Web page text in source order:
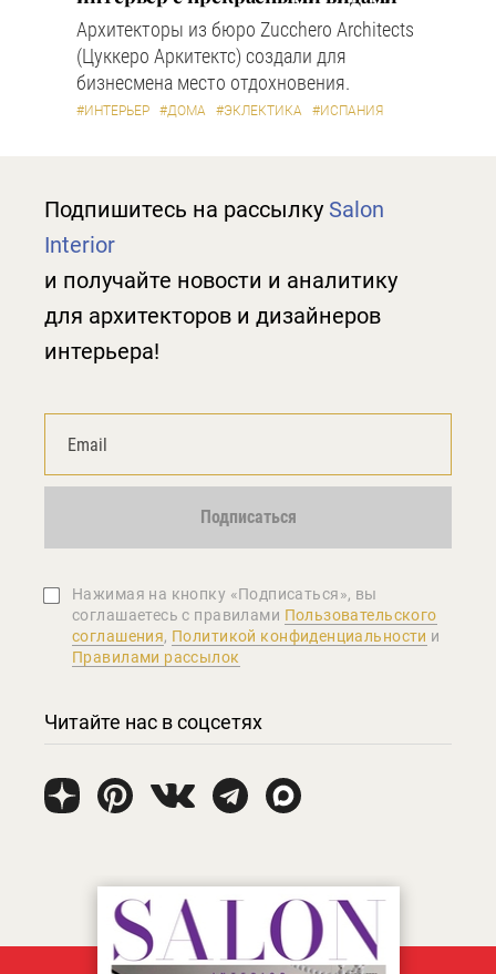
Архитекторы из бюро Zucchero Architects
(Цуккеро Аркитектс) создали для
бизнесмена место отдохновения.
#ИНТЕРЬЕР #ДОМА #ЭКЛЕКТИКА #ИСПАНИЯ
Подпишитесь на рассылку Salon
Interior
и получайте новости и аналитику
для архитекторов и дизайнеров
интерьера!
Подписаться
Нажимая на кнопку «Подписаться», вы
соглашаетеcь с правилами Пользовательского
соглашения, Политикой конфиденциальности и
Правилами рассылок
Читайте нас в соцсетях